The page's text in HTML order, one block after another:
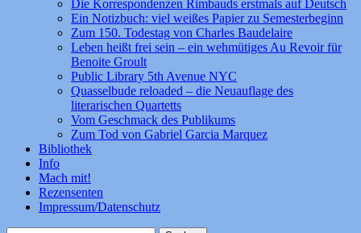
Die Korrespondenzen Rimbauds erstmals auf Deutsch
Ein Notizbuch: viel weißes Papier zu Semesterbeginn
Zum 150. Todestag von Charles Baudelaire
Leben heißt frei sein – ein wehmütiges Au Revoir für
Benoite Groult
Public Library 5th Avenue NYC
Quasselbude reloaded – die Neuauflage des
literarischen Quartetts
Vom Geschmack des Publikums
Zum Tod von Gabriel Garcia Marquez
Bibliothek
Info
Mach mit!
Rezensenten
Impressum/Datenschutz